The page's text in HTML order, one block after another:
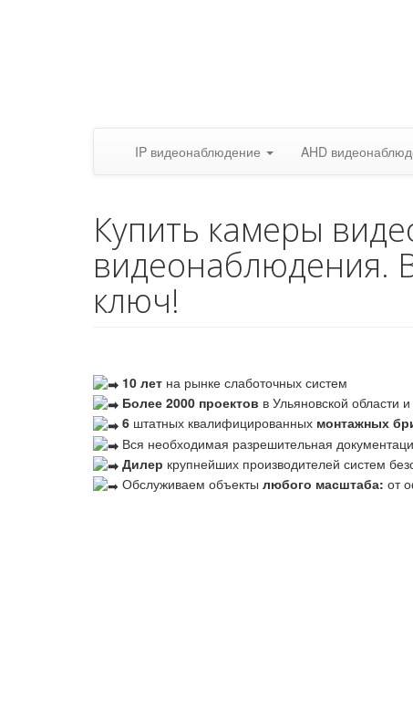
IP видеонаблюдение AHD
Купить камеры
видеонаблюдения.
ключ!
10 лет на рынке слаботочных систем
Более 2000 проектов в Ульяновской области
6 штатных квалифицированных монтажных
Вся необходимая разрешительная
Дилер крупнейших производителей систем
Обслуживаем объекты любого масштаба: от